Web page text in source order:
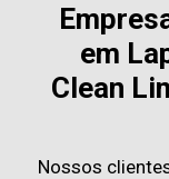
em
Clean
Nossos